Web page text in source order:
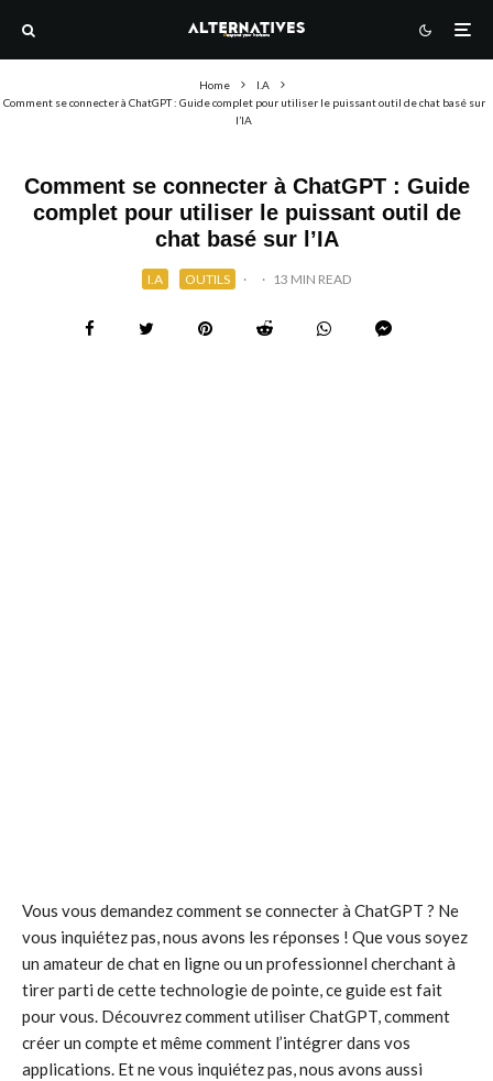
Home
I.A
Comment se connecter à ChatGPT : Guide complet pour utiliser le puissant outil de chat basé sur
l’IA
Comment se connecter à ChatGPT : Guide
complet pour utiliser le puissant outil de
chat basé sur l’IA
I.A OUTILS · · 13 MIN READ
Vous vous demandez comment se connecter à ChatGPT ? Ne
vous inquiétez pas, nous avons les réponses ! Que vous soyez
un amateur de chat en ligne ou un professionnel cherchant à
tirer parti de cette technologie de pointe, ce guide est fait
pour vous. Découvrez comment utiliser ChatGPT, comment
créer un compte et même comment l’intégrer dans vos
applications. Et ne vous inquiétez pas, nous avons aussi